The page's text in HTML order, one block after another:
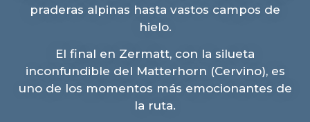
praderas alpinas hasta vastos campos de
hielo.
El final en Zermatt, con la silueta
inconfundible del Matterhorn (Cervino), es
uno de los momentos más emocionantes de
la ruta.